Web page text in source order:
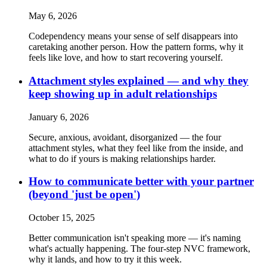
May 6, 2026
Codependency means your sense of self disappears into
caretaking another person. How the pattern forms, why it
feels like love, and how to start recovering yourself.
Attachment styles explained — and why they
keep showing up in adult relationships
January 6, 2026
Secure, anxious, avoidant, disorganized — the four
attachment styles, what they feel like from the inside, and
what to do if yours is making relationships harder.
How to communicate better with your partner
(beyond 'just be open')
October 15, 2025
Better communication isn't speaking more — it's naming
what's actually happening. The four-step NVC framework,
why it lands, and how to try it this week.